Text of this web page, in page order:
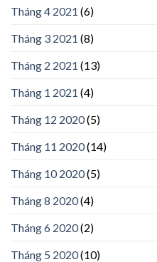
Tháng 4 2021 (6)
Tháng 3 2021 (8)
Tháng 2 2021 (13)
Tháng 1 2021 (4)
Tháng 12 2020(5)
Tháng 11 2020(14)
Tháng 10 2020(5)
Tháng 8 2020(4)
Tháng 6 2020(2)
Tháng 5 2020(10)